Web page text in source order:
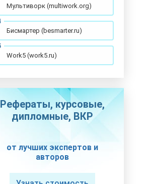
Мультиворк (multiwork.org)
Бисмартер (besmarter.ru)
Work5 (work5.ru)
Рефераты, курсовые,
дипломные, ВКР
от лучших экспертов и
авторов